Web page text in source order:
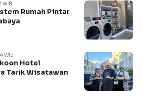
WIB
Rumah Pintar
WIB
Hotel
Tarik Wisatawan